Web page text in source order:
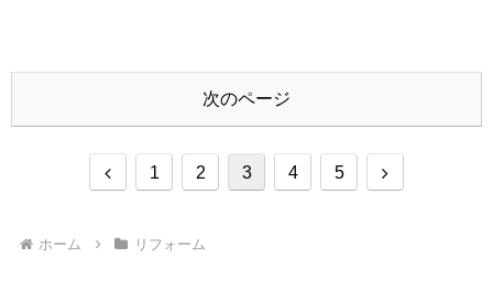
次のページ
前
1 2 3 4 5
次
ホーム リフォーム